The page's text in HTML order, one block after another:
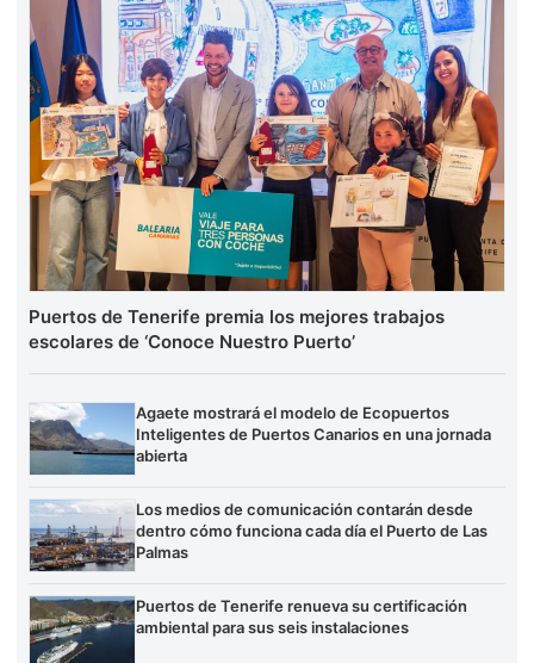
Puertos de Tenerife premia los mejores trabajos
escolares de ‘Conoce Nuestro Puerto’
Agaete mostrará el modelo de Ecopuertos
Inteligentes de Puertos Canarios en una jornada
abierta
Los medios de comunicación contarán desde
dentro cómo funciona cada día el Puerto de Las
Palmas
Puertos de Tenerife renueva su certificación
ambiental para sus seis instalaciones